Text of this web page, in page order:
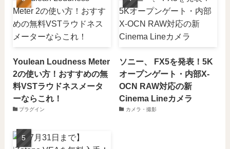
Youlean Loudness Meter
2の使い方！おすすめの無
料VSTラウドネスメータ
ーならこれ！
プラグイン
ソニー、 FX5を発表！5K
オープンゲート・内部X-
OCN RAW対応の新
Cinema Lineカメラ
カメラ・撮影